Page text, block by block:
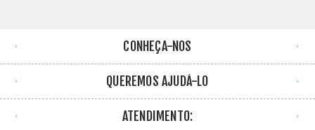
CONHEÇA-NOS
QUEREMOS AJUDÁ-LO
ATENDIMENTO: